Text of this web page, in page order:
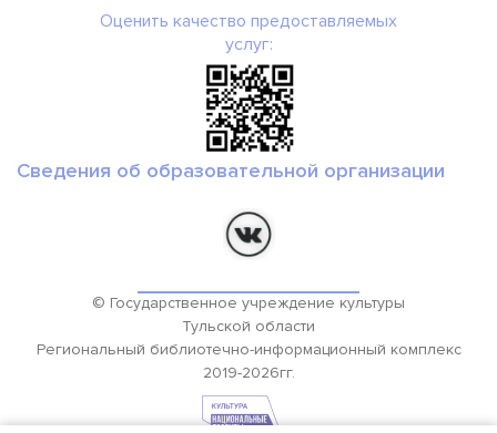
Оценить качество предоставляемых
услуг:
Сведения об образовательной организации
© Государственное учреждение культуры
Тульской области
Региональный библиотечно-информационный комплекс
2019-2026гг.